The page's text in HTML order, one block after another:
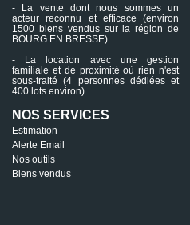
- La vente dont nous sommes un
acteur reconnu et efficace (environ
1500 biens vendus sur la région de
BOURG EN BRESSE).
- La location avec une gestion
familiale et de proximité où rien n'est
sous-traité (4 personnes dédiées et
400 lots environ).
NOS SERVICES
Estimation
Alerte Email
Nos outils
Biens vendus